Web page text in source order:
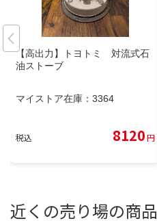
【高出力】トヨトミ 対流式石
油ストーブ
マイストア在庫： 3364
税込 8120円
近くの売り場の商品